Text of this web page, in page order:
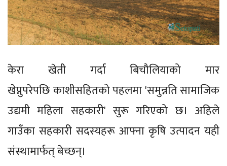
केरा खेती गर्दा बिचौलियाको मार
खेप्नुपरेपछि काशीसहितको पहलमा 'समुन्नति सामाजिक
उद्यमी महिला सहकारी' सुरू गरिएको छ। अहिले
गाउँका सहकारी सदस्यहरू आफ्ना कृषि उत्पादन यही
संस्थामार्फत् बेच्छन्।